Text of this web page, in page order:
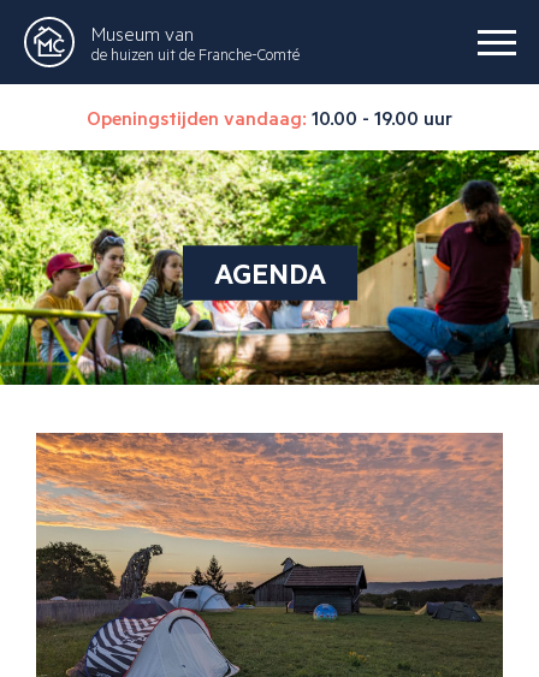
Museum van
de huizen uit de Franche-Comté
Openingstijden vandaag: 10.00 - 19.00 uur
AGENDA